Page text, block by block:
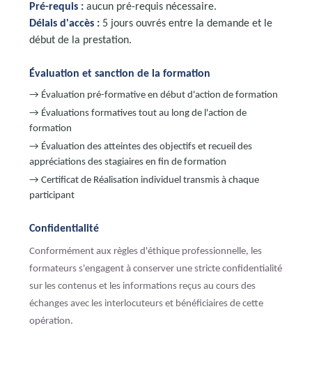
Pré-requis : aucun pré-requis nécessaire.
Délais d'accès : 5 jours ouvrés entre la demande et le
début de la prestation.
Évaluation et sanction de la formation
→ Évaluation pré-formative en début d'action de formation
→ Évaluations formatives tout au long de l'action de
formation
→ Évaluation des atteintes des objectifs et recueil des
appréciations des stagiaires en fin de formation
→ Certificat de Réalisation individuel transmis à chaque
participant
Confidentialité
Conformément aux règles d'éthique professionnelle, les
formateurs s'engagent à conserver une stricte confidentialité
sur les contenus et les informations reçus au cours des
échanges avec les interlocuteurs et bénéficiaires de cette
opération.